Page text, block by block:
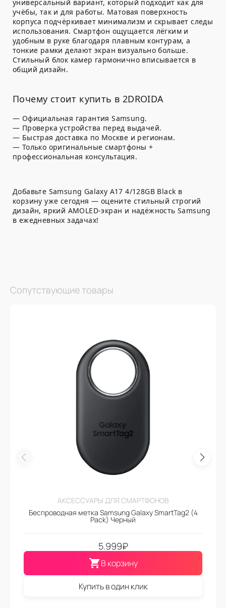
универсальный вариант, который подходит как для
учёбы, так и для работы. Матовая поверхность
корпуса подчёркивает минимализм и скрывает следы
использования. Смартфон ощущается лёгким и
удобным в руке благодаря плавным контурам, а
тонкие рамки делают экран визуально больше.
Стильный блок камер гармонично вписывается в
общий дизайн.
Почему стоит купить в 2DROIDA
— Официальная гарантия Samsung.
— Проверка устройства перед выдачей.
— Быстрая доставка по Москве и регионам.
— Только оригинальные смартфоны +
профессиональная консультация.
Добавьте Samsung Galaxy A17 4/128GB Black в
корзину уже сегодня — оцените стильный строгий
дизайн, яркий AMOLED-экран и надёжность Samsung
в ежедневных задачах!
Сопутствующие товары
АКСЕССУАРЫ ДЛЯ СМАРТФОНОВ
Беспроводная метка Samsung Galaxy SmartTag2 (4
Pack) Черный
5.999₽
В корзину
Купить в один клик